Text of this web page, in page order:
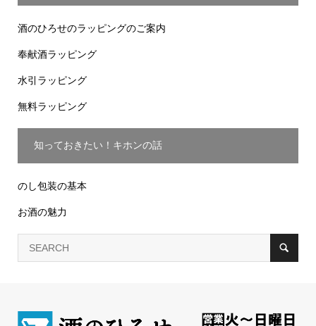
酒のひろせのラッピングのご案内
奉献酒ラッピング
水引ラッピング
無料ラッピング
知っておきたい！キホンの話
のし包装の基本
お酒の魅力